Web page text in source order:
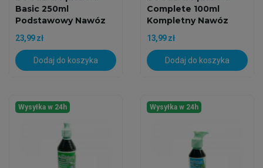
Basic 250ml
Podstawowy Nawóz
23,99 zł
Dodaj do koszyka
Complete 100ml
Kompletny Nawóz
13,99 zł
Dodaj do koszyka
Wysyłka w 24h Wysyłka w 24h